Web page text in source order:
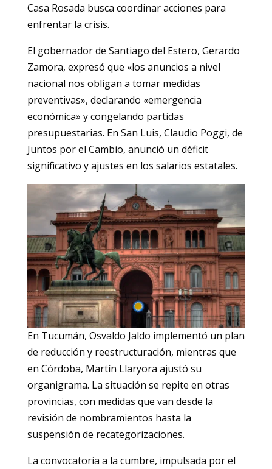
Casa Rosada busca coordinar acciones para
enfrentar la crisis.
El gobernador de Santiago del Estero, Gerardo
Zamora, expresó que «los anuncios a nivel
nacional nos obligan a tomar medidas
preventivas», declarando «emergencia
económica» y congelando partidas
presupuestarias. En San Luis, Claudio Poggi, de
Juntos por el Cambio, anunció un déficit
significativo y ajustes en los salarios estatales.
En Tucumán, Osvaldo Jaldo implementó un plan
de reducción y reestructuración, mientras que
en Córdoba, Martín Llaryora ajustó su
organigrama. La situación se repite en otras
provincias, con medidas que van desde la
revisión de nombramientos hasta la
suspensión de recategorizaciones.
La convocatoria a la cumbre, impulsada por el